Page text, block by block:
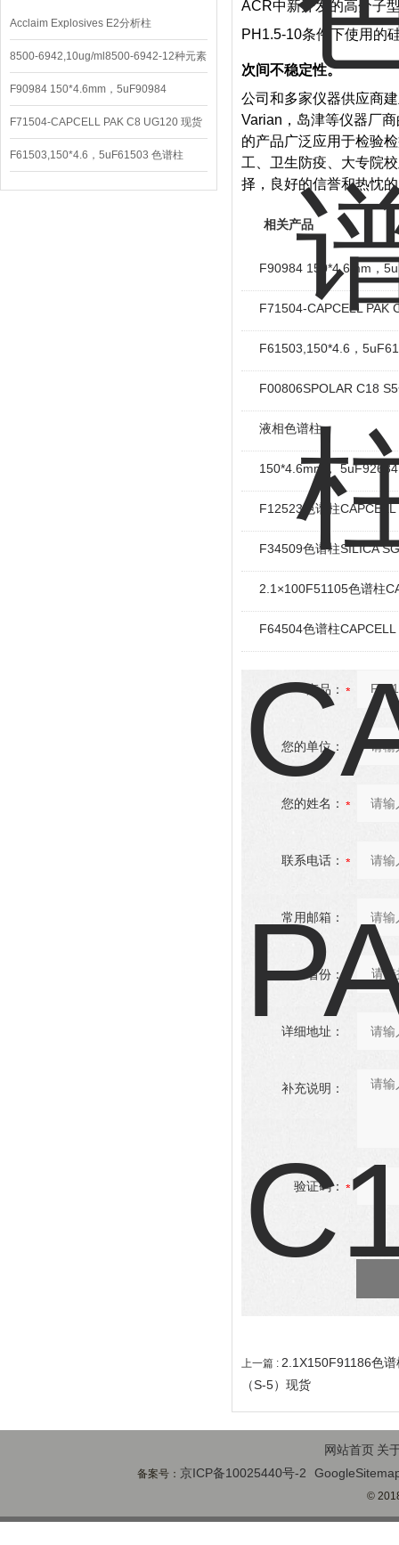
Acclaim Explosives E2分析柱
8500-6942,10ug/ml8500-6942-12种元素
混合校准液
F90984 150*4.6mm，5uF90984
CAPCELL PAK C8 DD （S-5）
F71504-CAPCELL PAK C8 UG120 现货
3600/支
F61503,150*4.6，5uF61503 色谱柱
CAPCELL PAK C18 UG120
ACR中新开发的高分子
PH1.5-10条件下使用的
次间不稳定性。
公司和多家仪器供应商
Varian，岛津等仪器厂
的产品广泛应用于检验
工、卫生防疫、大专院
择，良好的信誉和热忱
相关产品
F90984 150*4.6mm，
F71504-CAPCELL PAK
F61503,150*4.6，
F00806SPOLAR C18
液相色谱柱
150*4.6mm，
F12523色谱柱
F34509色谱柱SILICA
2.1×100F51105色谱柱
F64504色谱柱
产品：
您的单位：
您的姓名：
联系电话：
常用邮箱：
省份：
详细地址：
补充说明：
验证码：
上一篇 : 2.1X150F91186色
（S-5）现货
网站首页 关
备案号： 京ICP备10025440号-2
©